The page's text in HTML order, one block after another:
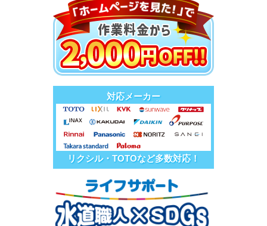
対応メーカー
リクシル・TOTOなど多数対応！